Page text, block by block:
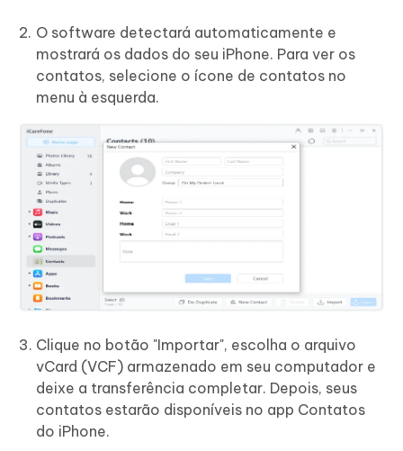
O software detectará automaticamente e
mostrará os dados do seu iPhone. Para ver os
contatos, selecione o ícone de contatos no
menu à esquerda.
Clique no botão "Importar", escolha o arquivo
vCard (VCF) armazenado em seu computador e
deixe a transferência completar. Depois, seus
contatos estarão disponíveis no app Contatos
do iPhone.